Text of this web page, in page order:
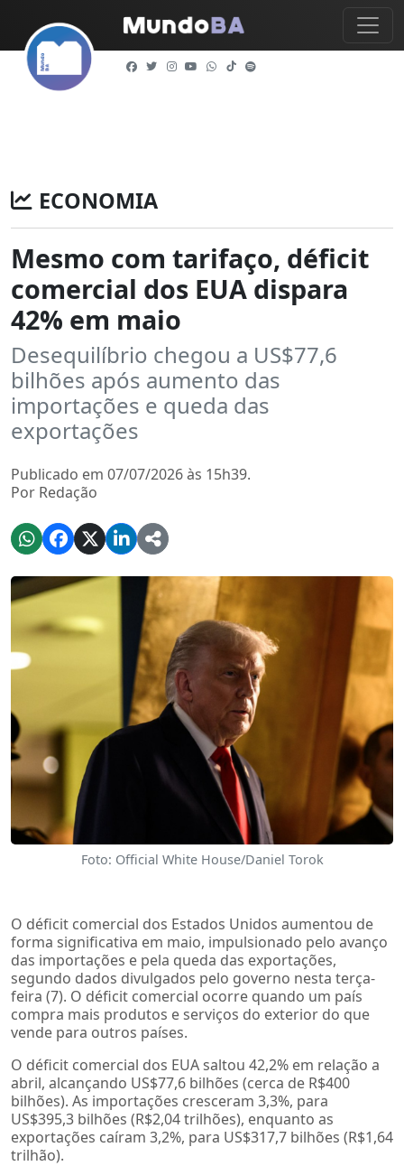
ECONOMIA
Mesmo com tarifaço, déficit
comercial dos EUA dispara
42% em maio
Desequilíbrio chegou a US$77,6
bilhões após aumento das
importações e queda das
exportações
Publicado em 07/07/2026 às 15h39.
Por Redação
Foto: Official White House/Daniel Torok
O déficit comercial dos Estados Unidos aumentou de
forma significativa em maio, impulsionado pelo avanço
das importações e pela queda das exportações,
segundo dados divulgados pelo governo nesta terça-
feira (7). O déficit comercial ocorre quando um país
compra mais produtos e serviços do exterior do que
vende para outros países.
O déficit comercial dos EUA saltou 42,2% em relação a
abril, alcançando US$77,6 bilhões (cerca de R$400
bilhões). As importações cresceram 3,3%, para
US$395,3 bilhões (R$2,04 trilhões), enquanto as
exportações caíram 3,2%, para US$317,7 bilhões (R$1,64
trilhão).